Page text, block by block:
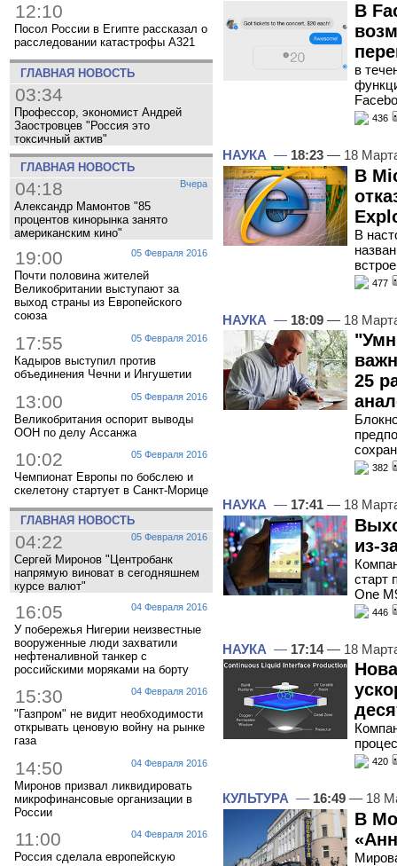
12:10
Посол России в Египте рассказал о
расследовании катастрофы A321
ГЛАВНАЯ НОВОСТЬ
03:34
Профессор, экономист Андрей
Заостровцев "Россия это
токсичный актив"
ГЛАВНАЯ НОВОСТЬ
Вчера
04:18
Александр Мамонтов "85
процентов кинорынка занято
американским кино"
05 Февраля 2016
19:00
Почти половина жителей
Великобритании выступают за
выход страны из Европейского
союза
05 Февраля 2016
17:55
Кадыров выступил против
объединения Чечни и Ингушетии
05 Февраля 2016
13:00
Великобритания оспорит выводы
ООН по делу Ассанжа
05 Февраля 2016
10:02
Чемпионат Европы по бобслею и
скелетону стартует в Санкт-Морице
ГЛАВНАЯ НОВОСТЬ
05 Февраля 2016
04:22
Сергей Миронов "Центробанк
напрямую виноват в сегодняшнем
курсе валют"
04 Февраля 2016
16:05
У побережья Нигерии неизвестные
вооруженные люди захватили
нефтеналивной танкер с
российскими моряками на борту
04 Февраля 2016
15:30
"Газпром" не видит необходимости
открывать ценовую войну на рынке
газа
04 Февраля 2016
14:50
Миронов призвал ликвидировать
микрофинансовые организации в
России
04 Февраля 2016
11:00
Россия сделала европейскую
В
в
436
НАУКА — 18:23 — 18
В
В
477
НАУКА — 18:09 — 18
25
382
НАУКА — 17:41 — 18
из-
старт
One
446
НАУКА — 17:14— 18
420
КУЛЬТУРА — 16:49 — 18
В